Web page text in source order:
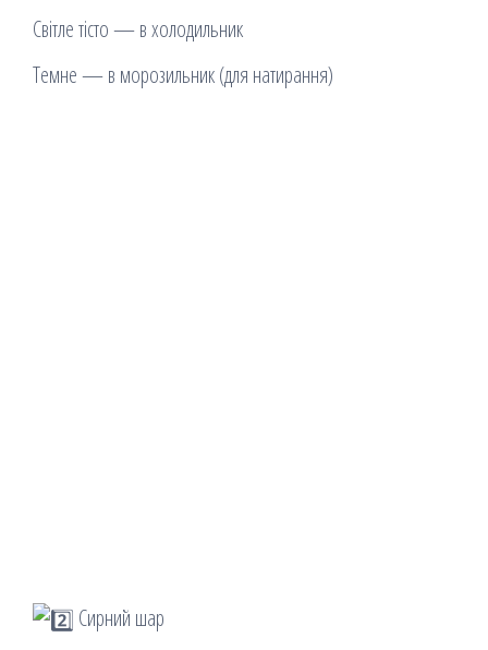
Світле тісто — в холодильник
Темне — в морозильник (для натирання)
Сирний шар